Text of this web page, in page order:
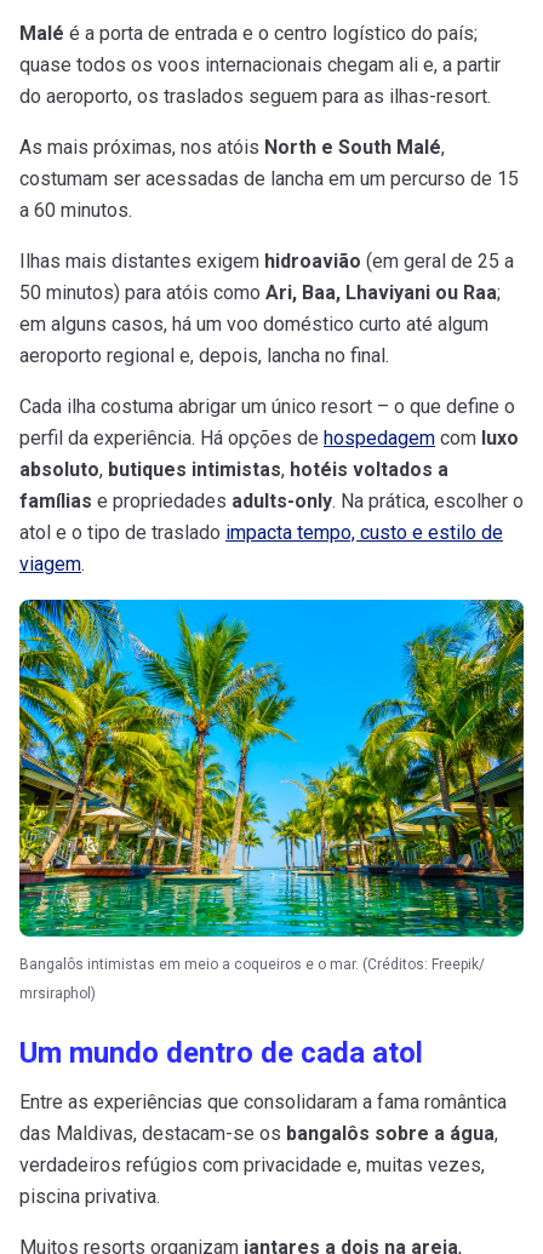
Malé é a porta de entrada e o centro logístico do país;
quase todos os voos internacionais chegam ali e, a partir
do aeroporto, os traslados seguem para as ilhas-resort.
As mais próximas, nos atóis North e South Malé,
costumam ser acessadas de lancha em um percurso de 15
a 60 minutos.
Ilhas mais distantes exigem hidroavião (em geral de 25 a
50 minutos) para atóis como Ari, Baa, Lhaviyani ou Raa;
em alguns casos, há um voo doméstico curto até algum
aeroporto regional e, depois, lancha no final.
Cada ilha costuma abrigar um único resort – o que define o
perfil da experiência. Há opções de hospedagem com luxo
absoluto, butiques intimistas, hotéis voltados a
famílias e propriedades adults-only. Na prática, escolher o
atol e o tipo de traslado impacta tempo, custo e estilo de
viagem.
Bangalôs intimistas em meio a coqueiros e o mar. (Créditos: Freepik/
mrsiraphol)
Um mundo dentro de cada atol
Entre as experiências que consolidaram a fama romântica
das Maldivas, destacam-se os bangalôs sobre a água,
verdadeiros refúgios com privacidade e, muitas vezes,
piscina privativa.
Muitos resorts organizam jantares a dois na areia,